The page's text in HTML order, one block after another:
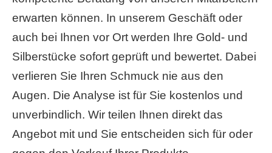
erwarten können. In unserem Geschäft oder
auch bei Ihnen vor Ort werden Ihre Gold- und
Silberstücke sofort geprüft und bewertet. Dabei
verlieren Sie Ihren Schmuck nie aus den
Augen. Die Analyse ist für Sie kostenlos und
unverbindlich. Wir teilen Ihnen direkt das
Angebot mit und Sie entscheiden sich für oder